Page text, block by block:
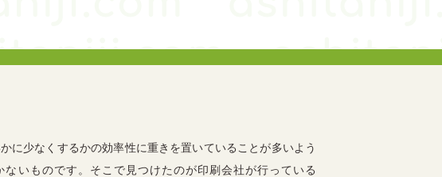
に少なくするかの効率性に重きを置いていることが多いよう
いものです。そこで見つけたのが印刷会社が行っている